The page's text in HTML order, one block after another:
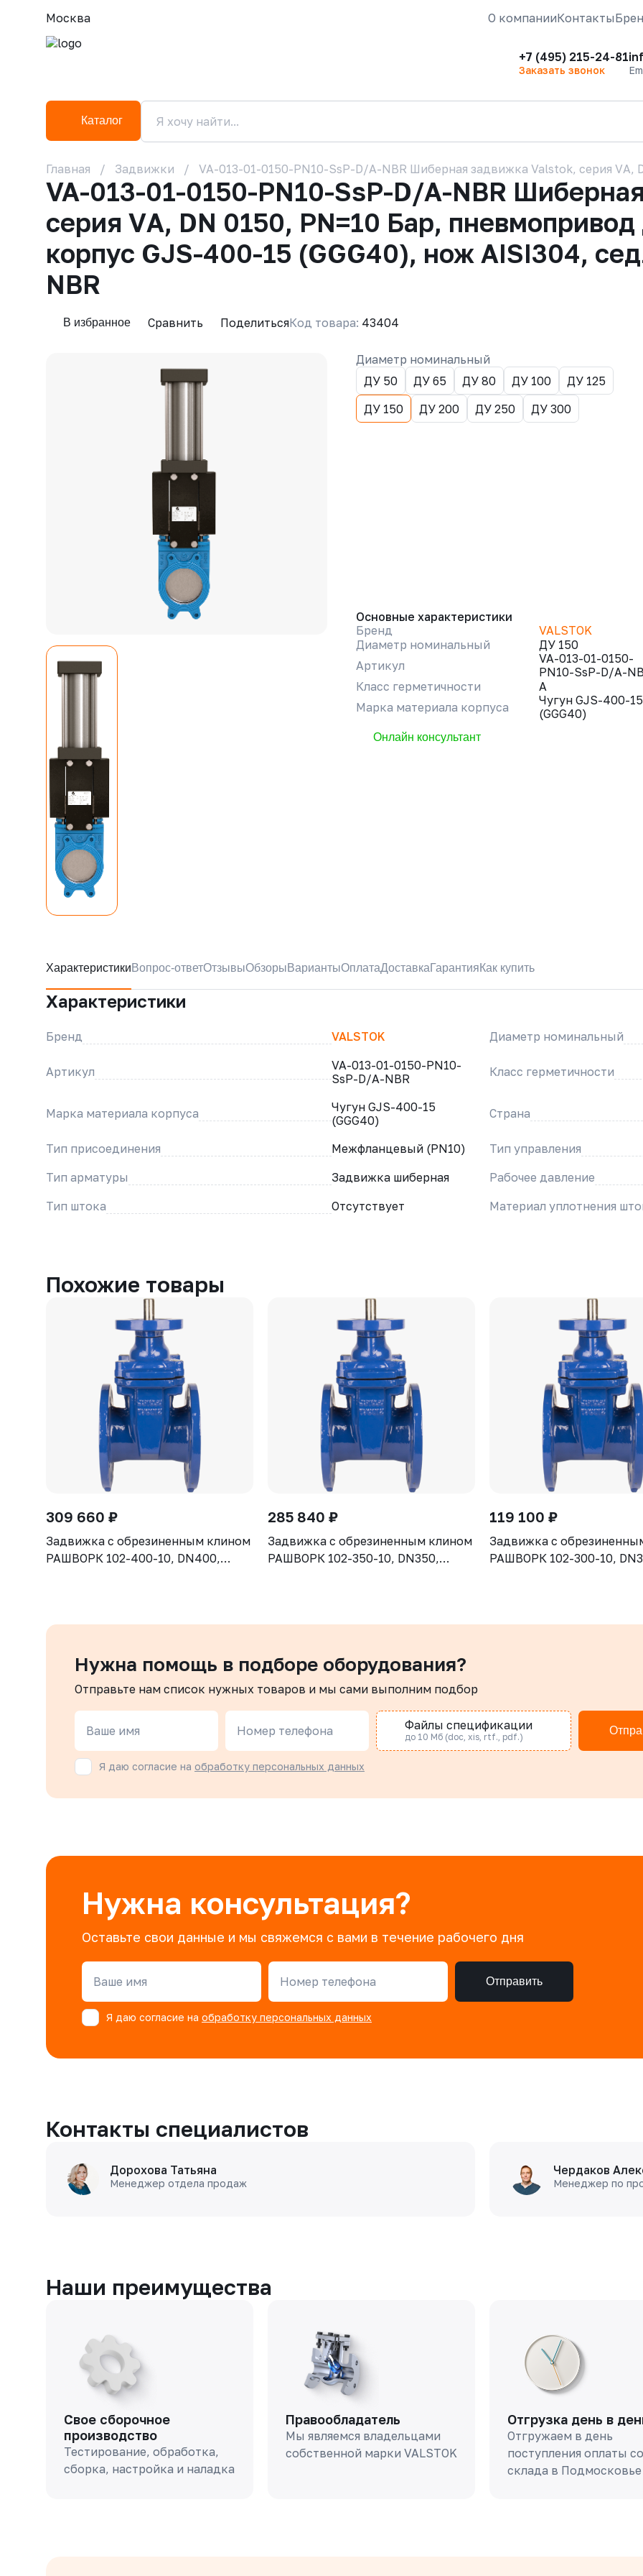
Москва О компанииКонтакты
+7 (495) 215-24-81
Заказать звонок
Каталог
Главная Задвижки VA-013-01-0150-PN10-SsP-D/A-NBR Шиберная задвижка Valstok, серия
VA-013-01-0150-PN10-SsP-D/A-NBR
серия VА, DN 0150, PN=10 Бар,
корпус GJS-400-15 (GGG40), нож AISI304,
NBR
В избранное Сравнить ПоделитьсяКод товара: 43404
Диаметр номинальный
ДУ 50
ДУ 65 ДУ 80 ДУ 100
ДУ 125
ДУ 150
ДУ 200 ДУ 250 ДУ 300
Основные характеристики
Бренд
VALSTOK
Диаметр номинальный
ДУ 150
Артикул
VA-013-01-0150-
PN10-SsP-D/A-
Класс герметичности
A
Марка материала корпуса
Чугун GJS-400-15
(GGG40)
Онлайн консультант
Характеристики Вопрос-ответОтзывыОбзоры ВариантыОплатаДоставка Гарантия Как купить
Характеристики
Бренд VALSTOK Диаметр номинальный
Артикул
VA-013-01-0150-PN10-
SsP-D/A-NBR
Класс герметичности
Марка материала корпуса
Чугун GJS-400-15
(GGG40)
Страна
Тип присоединения Межфланцевый (PN10)
Тип управления
Тип арматуры
Задвижка шиберная
Рабочее давление
Тип штока
Отсутствует Материал уплотнения
Похожие товары
309 660 ₽
Задвижка с обрезиненным клином
РАШВОРК 102-400-10, DN400,
285 840 ₽
Задвижка с обрезиненным клином
РАШВОРК 102-350-10, DN350,
119 100 ₽
Задвижка с
РАШВОРК 102-300-10,
Нужна помощь в подборе оборудования?
Отправьте нам список нужных товаров и мы сами выполним подбор
Ваше имя Номер телефона Файлы спецификации
до 10 Мб (doc, xis, rtf., pdf.)
Я даю согласие на обработку персональных данных
Нужна консультация?
Оставьте свои данные и мы свяжемся с вами в течение рабочего дня
Ваше имя Номер телефона Отправить
Я даю согласие на обработку персональных данных
Контакты специалистов
Дорохова Татьяна
Менеджер отдела продаж
Чердаков
Менеджер по
Наши преимущества
Свое сборочное
производство
Тестирование, обработка,
сборка, настройка и наладка
Правообладатель
Мы являемся владельцами
собственной марки VALSTOK
Отгрузка день в
Отгружаем в день
поступления оплаты со
склада в Подмосковье